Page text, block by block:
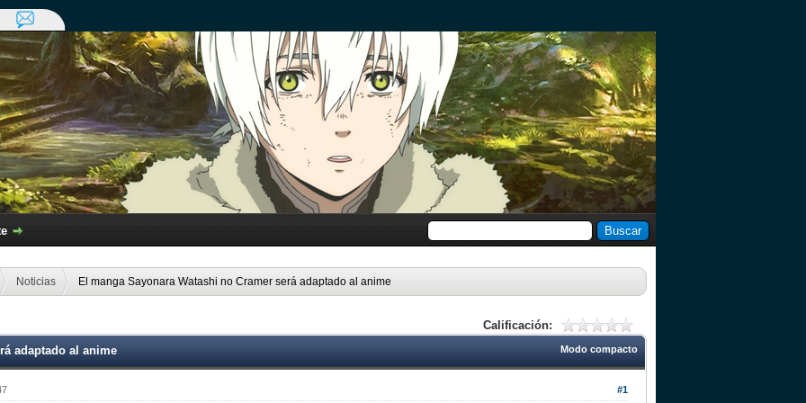
Noticias El manga Sayonara Watashi no Cramer será adaptado al anime
Calificación:
Modo compacto
adaptado al anime
#1